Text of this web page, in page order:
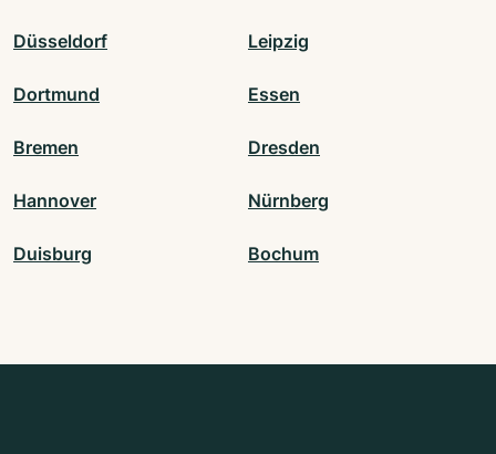
Düsseldorf Leipzig
Dortmund Essen
Bremen Dresden
Hannover Nürnberg
Duisburg Bochum